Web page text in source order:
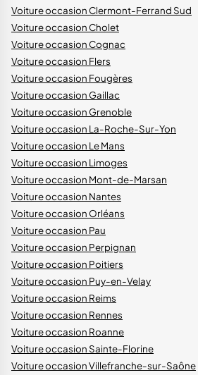
Voiture occasion Clermont-Ferrand Sud
Voiture occasion Cholet
Voiture occasion Cognac
Voiture occasion Flers
Voiture occasion Fougères
Voiture occasion Gaillac
Voiture occasion Grenoble
Voiture occasion La-Roche-Sur-Yon
Voiture occasion Le Mans
Voiture occasion Limoges
Voiture occasion Mont-de-Marsan
Voiture occasion Nantes
Voiture occasion Orléans
Voiture occasion Pau
Voiture occasion Perpignan
Voiture occasion Poitiers
Voiture occasion Puy-en-Velay
Voiture occasion Reims
Voiture occasion Rennes
Voiture occasion Roanne
Voiture occasion Sainte-Florine
Voiture occasion Villefranche-sur-Saône